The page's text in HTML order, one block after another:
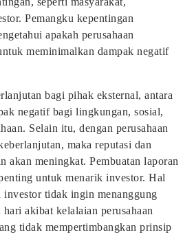
Pemangku kepentingan
apakah perusahaan
meminimalkan dampak negatif
bagi pihak eksternal, antara
negatif bagi lingkungan, sosial,
Selain itu, dengan perusahaan
maka reputasi dan
akan meningkat. Pembuatan laporan
untuk menarik investor. Hal
investor tidak ingin menanggung
akibat kelalaian perusahaan
tidak mempertimbangkan prinsip